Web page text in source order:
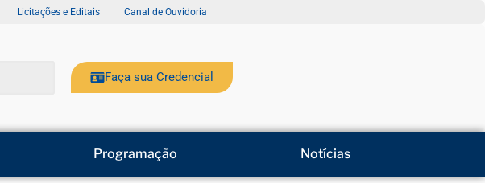
Licitações e Editais Canal de Ouvidoria
Faça sua Credencial
Programação Notícias